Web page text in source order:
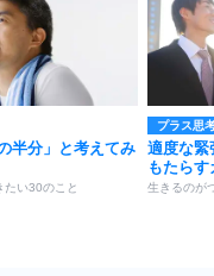
半分」と考えてみ
たい30のこと
プラス思
適度な緊
もたら
生きるのが